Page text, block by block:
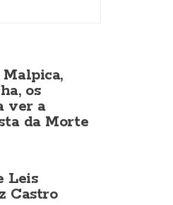
Malpica,
os
ver a
da Morte
Leis
Castro